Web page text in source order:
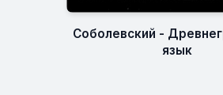
Соболевский -
язык